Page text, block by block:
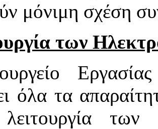
μόνιμη σχέση
των
όλα τα
των